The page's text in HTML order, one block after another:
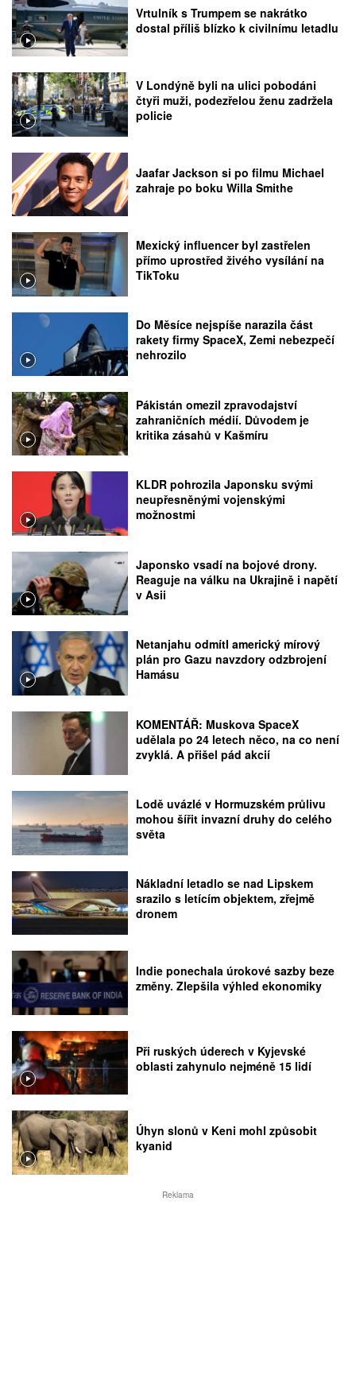
Vrtulník s Trumpem se nakrátko
dostal příliš blízko k civilnímu letadlu
V Londýně byli na ulici pobodáni
čtyři muži, podezřelou ženu zadržela
policie
Jaafar Jackson si po filmu Michael
zahraje po boku Willa Smithe
Mexický influencer byl zastřelen
přímo uprostřed živého vysílání na
TikToku
Do Měsíce nejspíše narazila část
rakety firmy SpaceX, Zemi nebezpečí
nehrozilo
Pákistán omezil zpravodajství
zahraničních médií. Důvodem je
kritika zásahů v Kašmíru
KLDR pohrozila Japonsku svými
neupřesněnými vojenskými
možnostmi
Japonsko vsadí na bojové drony.
Reaguje na válku na Ukrajině i napětí
v Asii
Netanjahu odmítl americký mírový
plán pro Gazu navzdory odzbrojení
Hamásu
KOMENTÁŘ: Muskova SpaceX
udělala po 24 letech něco, na co není
zvyklá. A přišel pád akcií
Lodě uvázlé v Hormuzském průlivu
mohou šířit invazní druhy do celého
světa
Nákladní letadlo se nad Lipskem
srazilo s letícím objektem, zřejmě
dronem
Indie ponechala úrokové sazby beze
změny. Zlepšila výhled ekonomiky
Při ruských úderech v Kyjevské
oblasti zahynulo nejméně 15 lidí
Úhyn slonů v Keni mohl způsobit
kyanid
Reklama